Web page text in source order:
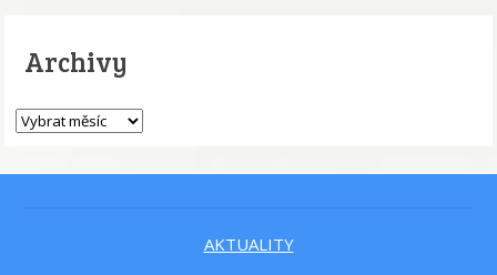
Archivy
AKTUALITY